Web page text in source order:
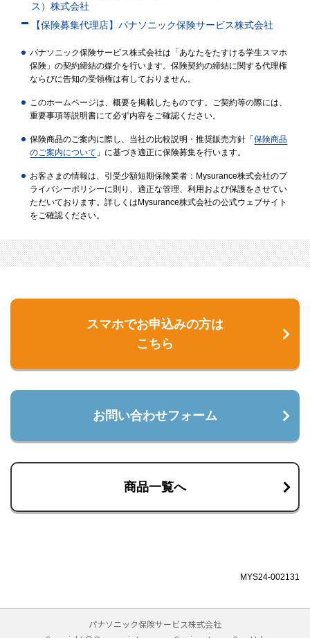
ス）株式会社
【保険募集代理店】パナソニック保険サービス株式会社
パナソニック保険サービス株式会社は「あなたをたすける学生スマホ
保険」の契約締結の媒介を行います。保険契約の締結に関する代理権
ならびに告知の受領権は有しておりません。
このホームページは、概要を掲載したものです。ご契約等の際には、
重要事項等説明書にて必ず内容をご確認ください。
保険商品のご案内に際し、当社の比較説明・推奨販売方針「保険商品
のご案内について 」に基づき適正に保険募集を行います。
お客さまの情報は、引受少額短期保険業者：Mysurance株式会社のプ
ライバシーポリシーに則り、適正な管理、利用および保護をさせてい
ただいております。詳しくはMysurance株式会社の公式ウェブサイト
をご確認ください。
スマホでお申込みの方は
こちら
お問い合わせフォーム
商品一覧へ
MYS24-002131
パナソニック保険サービス株式会社